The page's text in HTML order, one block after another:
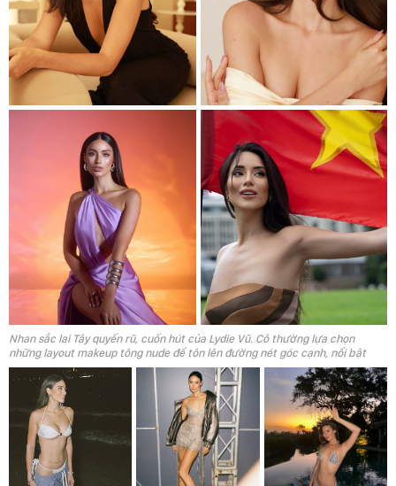
Nhan sắc lai Tây quyến rũ, cuốn hút của Lydie Vũ. Cô thường lựa chọn
những layout makeup tông nude để tôn lên đường nét góc cạnh, nổi bật